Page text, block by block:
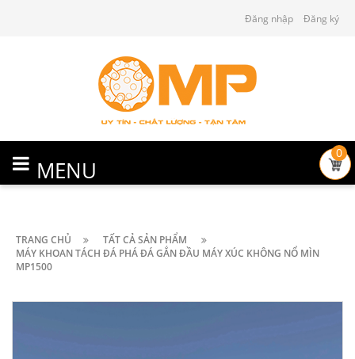
Đăng nhập Đăng ký
MENU
0
TRANG CHỦ
TẤT CẢ SẢN PHẨM
MÁY KHOAN TÁCH ĐÁ PHÁ ĐÁ GẮN ĐẦU MÁY XÚC KHÔNG NỔ MÌN
MP1500